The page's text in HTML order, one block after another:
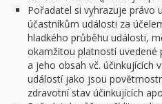
Pořadatel si vyhrazuje právo
účastníkům události za
hladkého průběhu události,
okamžitou platností uvedené
a jeho obsah vč. účinkujících
událostí jako jsou
zdravotní stav účinkujících